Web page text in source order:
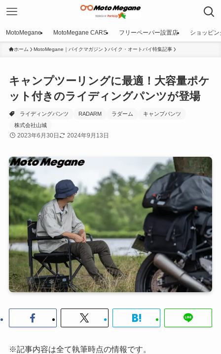
MotoMegane MotoMegane CARS フリーペーパー設置店 ショッピン
ホーム MotoMegane｜バイクマガジン バイク・オートバイ特集記事
キャンプツーリングに最適！大容量ポケ
ット付きのライディングパンツが登場
ライディングパンツ RADARM ラダーム
キャンプパンツ
株式会社山城
2023年6月30日 2024年9月13日
※記事内容は全て執筆時点の情報です。